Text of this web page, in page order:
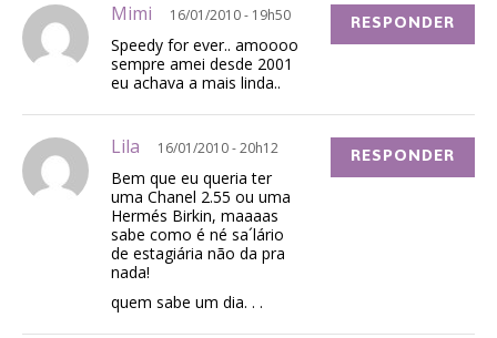
Mimi 16/01/2010 - 19h50
Speedy for ever.. amoooo
sempre amei desde 2001
eu achava a mais linda..
RESPONDER
Lila 16/01/2010 - 20h12
Bem que eu queria ter
uma Chanel 2.55 ou uma
Hermés Birkin, maaaas
sabe como é né sa´lário
de estagiária não da pra
nada!
quem sabe um dia. . .
RESPONDER